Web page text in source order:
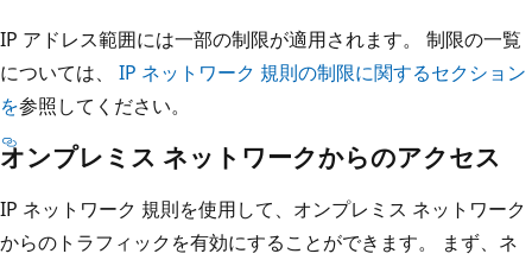
IP アドレス範囲には一部の制限が適用されます。 制限の一覧
については、 IP ネットワーク 規則の制限に関するセクション
を参照してください。
オンプレミス ネットワークからのアクセス
IP ネットワーク 規則を使用して、オンプレミス ネットワーク
からのトラフィックを有効にすることができます。 まず、ネ